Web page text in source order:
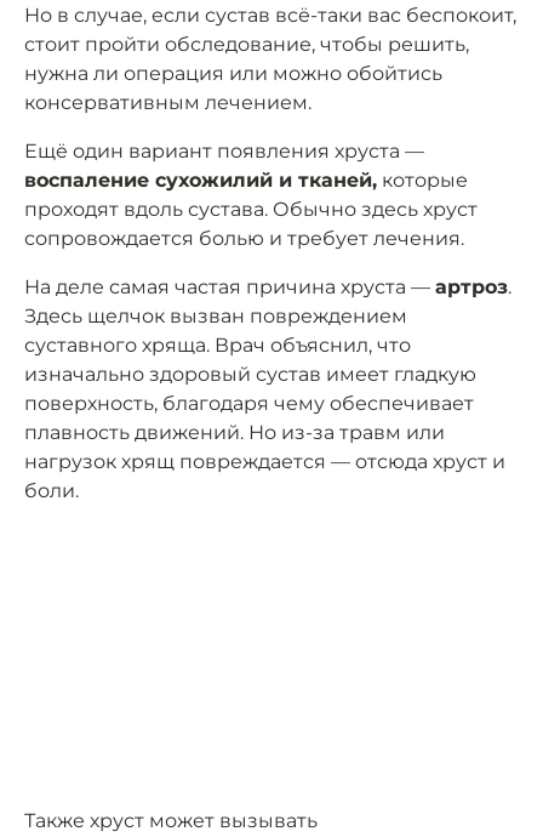
Но в случае, если сустав всё-таки вас беспокоит,
стоит пройти обследование, чтобы решить,
нужна ли операция или можно обойтись
консервативным лечением.
Ещё один вариант появления хруста —
воспаление сухожилий и тканей, которые
проходят вдоль сустава. Обычно здесь хруст
сопровождается болью и требует лечения.
На деле самая частая причина хруста — артроз.
Здесь щелчок вызван повреждением
суставного хряща. Врач объяснил, что
изначально здоровый сустав имеет гладкую
поверхность, благодаря чему обеспечивает
плавность движений. Но из-за травм или
нагрузок хрящ повреждается — отсюда хруст и
боли.
Также хруст может вызывать